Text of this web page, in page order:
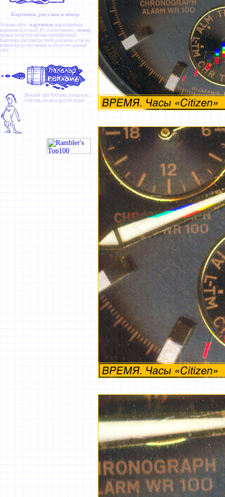
Картинки, рисунки и юмор
Основа сайта - картинки , нарисованные
шариковой ручкой. Ну и естественно - юмор ,
правда зачастую весьма специфичный.
Картинки, рисунки ручкой, рассказы, а так же
всякий бред собственно и образуют данный
сайт.
Детский сайт Ребзики: раскраски,
отличия, пазлы и другие игры!